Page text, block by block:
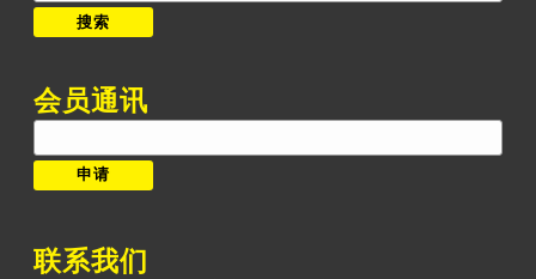
索：
搜索
会员通讯
联系我们